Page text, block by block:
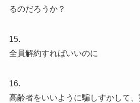
るのだろうか？
15.
全員解約すればいいのに
16.
高齢者をいいように騙しすかして